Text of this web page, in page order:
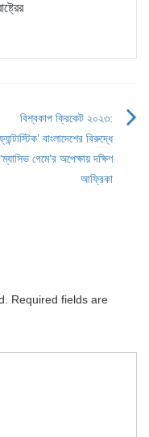
বিশ্বকাপ ক্রিকেট ২০২৩:
বাংলাদেশের বিরুদ্ধে
‘ম্যাসিভ গেমে’র অপেক্ষায় দক্ষিণ
আফ্রিকা
Required fields are